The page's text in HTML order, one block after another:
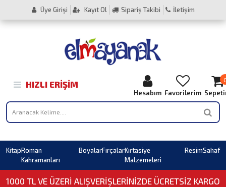
Üye Girişi Kayıt Ol Sipariş Takibi İletişim
HIZLI ERIŞIM
Hesabım Favorilerim
KitapRoman
Kahramanları
BoyalarFırçalarKırtasiye
Malzemeleri
ResimSahaf
1000 TL VE ÜZERI ALIŞVERIŞLERINIZDE ÜCRETSİZ KARGO